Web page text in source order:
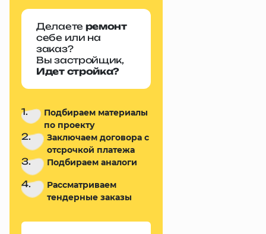
Делаете ремонт
себе или на
заказ?
Вы застройщик,
Идет стройка?
1.
Подбираем материалы
по проекту
2.
Заключаем договора с
отсрочкой платежа
3. Подбираем аналоги
4.
Рассматриваем
тендерные заказы